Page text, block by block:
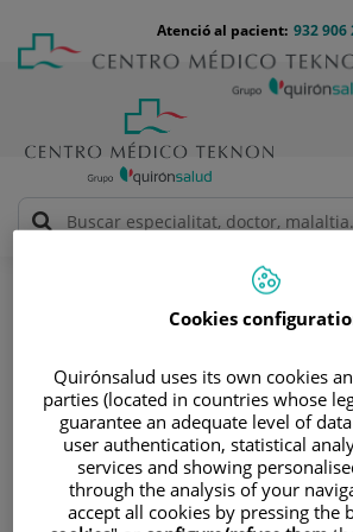
contingut
Menú
teléfono
cabecera
932 906
Atenció al pacient:
Més de 40 proves diagnòstiques
Més de 40 proves
digestives
Comptem amb
especialitzades en
tipus diferents de proves
que van des de les
Cookies
Quirónsalud uses its own cookies
parties (located in countries whose
guarantee an adequate level of
user authentication, statistical
services and showing
through the analysis of your
accept all cookies by pressing the